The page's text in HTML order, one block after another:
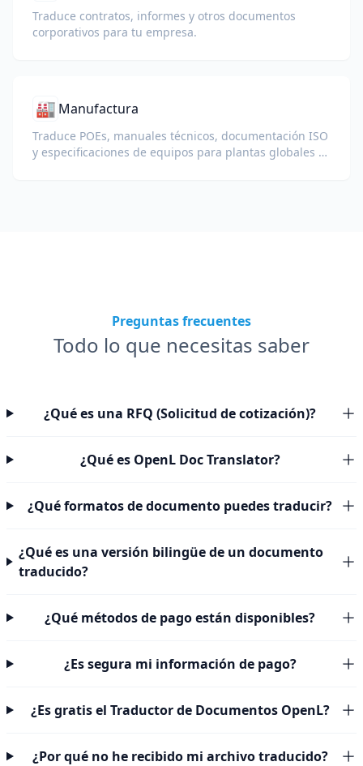
Traduce contratos, informes y otros documentos
corporativos para tu empresa.
🏭 Manufactura
Traduce POEs, manuales técnicos, documentación ISO
y especificaciones de equipos para plantas globales y
Preguntas frecuentes
Todo lo que necesitas saber
¿Qué es una RFQ (Solicitud de cotización)?
¿Qué es OpenL Doc Translator?
¿Qué formatos de documento puedes traducir?
¿Qué es una versión bilingüe de un documento
traducido?
¿Qué métodos de pago están disponibles?
¿Es segura mi información de pago?
¿Es gratis el Traductor de Documentos OpenL?
¿Por qué no he recibido mi archivo traducido?